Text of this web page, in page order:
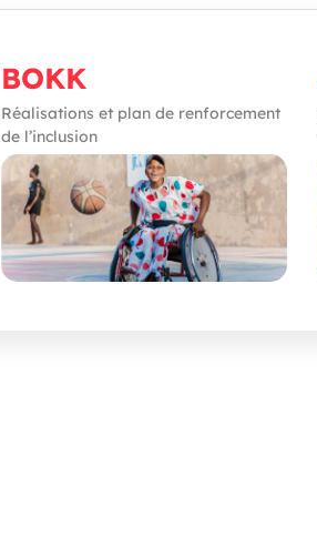
BOKK
Réalisations et plan de renforcement
de l’inclusion